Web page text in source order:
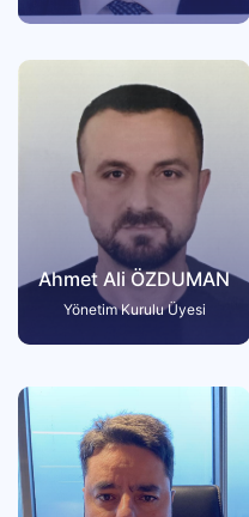
Ahmet Ali ÖZDUMAN
Yönetim Kurulu Üyesi